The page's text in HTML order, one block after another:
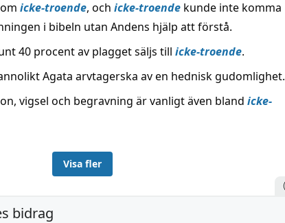
icke-troende, och icke-troende kunde inte komma
i bibeln utan Andens hjälp att förstå.
40 procent av plagget säljs till icke-troende.
Agata arvtagerska av en hednisk gudomlighet.
vigsel och begravning är vanligt även bland icke-
Visa fler
bidrag